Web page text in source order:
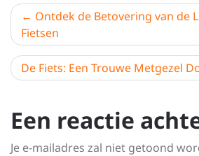
Berichtnavigatie
Ontdek de Betovering van de
Fietsen
De Fiets: Een Trouwe Metgezel
Een reactie
Je e-mailadres zal niet getoond